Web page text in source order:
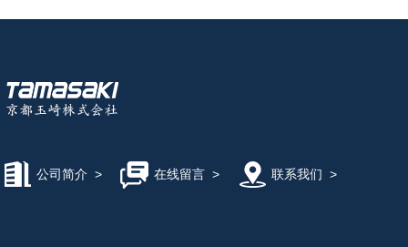
公司简介 > 在线留言> 联系我们 >